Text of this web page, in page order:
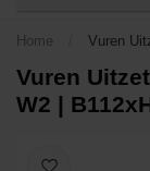
Home Vuren
Vuren
W2 |